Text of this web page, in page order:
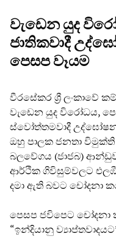
වැඩෙන යුද
ජාතිකවාදී
පෙසප වෑයම
වීරසේකර ශ්‍රී
වැඩෙන යුද විරෝධය,
ස්වෝත්තමවාදී
ඔහු පාලක ජනතා
බලවේගය (ජාජබ)
ආර්ථික ගිවිසුම්වලට
දමා ඇති බවට චෝදනා
පෙසප ජවිපෙට
“ඉන්දියානු